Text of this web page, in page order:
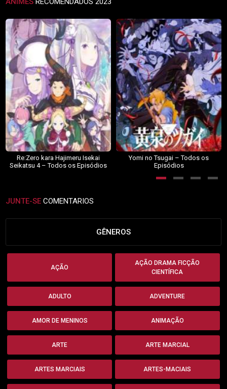
Re:Zero kara Hajimeru Isekai
Seikatsu 4 – Todos os Episódios
Yomi no Tsugai – Todos os
Episódios
JUNTE-SE COMENTARIOS
GÊNEROS
AÇÃO
AÇÃO DRAMA FICÇÃO
CIENTÍFICA
ADULTO ADVENTURE
AMOR DE MENINOS ANIMAÇÃO
ARTE ARTE MARCIAL
ARTES MARCIAIS ARTES-MACIAIS